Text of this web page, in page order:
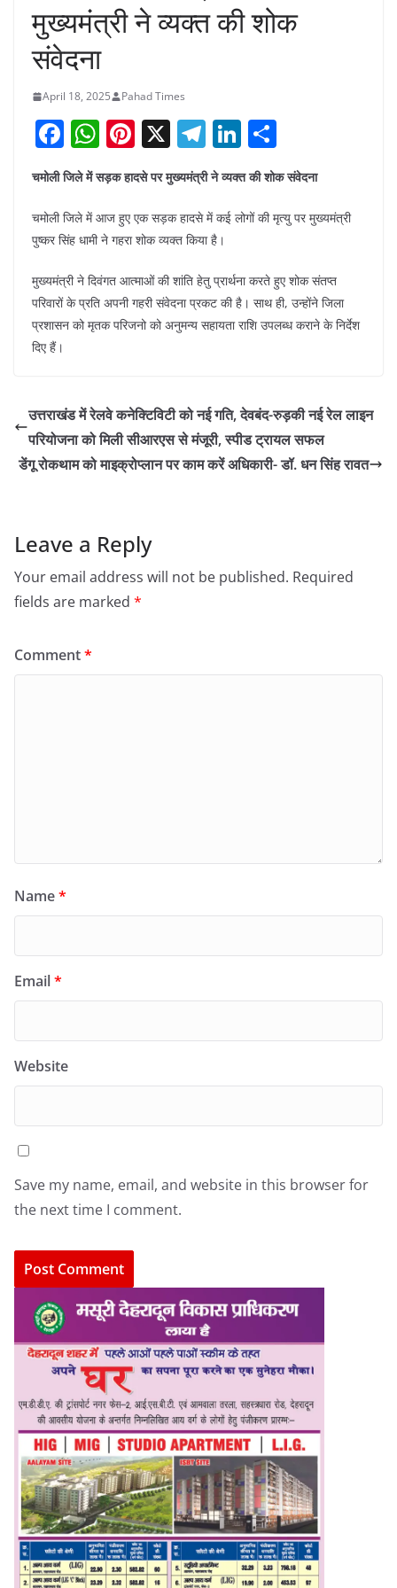
मुख्यमंत्री ने व्यक्त की शोक
संवेदना
April 18, 2025 Pahad Times
F
a
c
e
b
o
o
k
W
at
s
A
p
p
Pi
nt
er
e
st
X T
el
e
gr
a
m
Li
n
k
e
n
h
ar
e
चमोली जिले में सड़क हादसे पर मुख्यमंत्री ने व्यक्त की शोक संवेदना
चमोली जिले में आज हुए एक सड़क हादसे में कई लोगों की मृत्यु पर मुख्यमंत्री
पुष्कर सिंह धामी ने गहरा शोक व्यक्त किया है।
मुख्यमंत्री ने दिवंगत आत्माओं की शांति हेतु प्रार्थना करते हुए शोक संतप्त
परिवारों के प्रति अपनी गहरी संवेदना प्रकट की है। साथ ही, उन्होंने जिला
प्रशासन को मृतक परिजनो को अनुमन्य सहायता राशि उपलब्ध कराने के निर्देश
दिए हैं।
उत्तराखंड में रेलवे कनेक्टिविटी को नई गति, देवबंद-रुड़की नई रेल लाइन
परियोजना को मिली सीआरएस से मंजूरी, स्पीड ट्रायल सफल
डेंगू रोकथाम को माइक्रोप्लान पर काम करें अधिकारी- डॉ. धन सिंह रावत
Leave a Reply
Your email address will not be published. Required
fields are marked *
Comment*
Name*
Email*
Website
Save my name, email, and website in this browser for
the next time I comment.